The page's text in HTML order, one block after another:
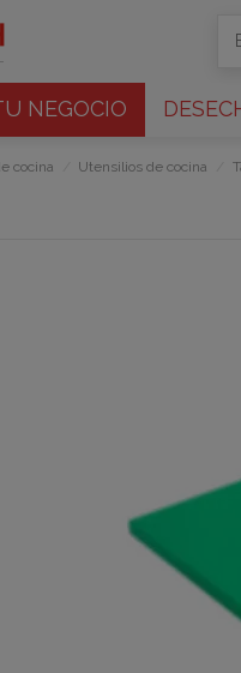
NEGOCIO
cocina Utensilios de cocina